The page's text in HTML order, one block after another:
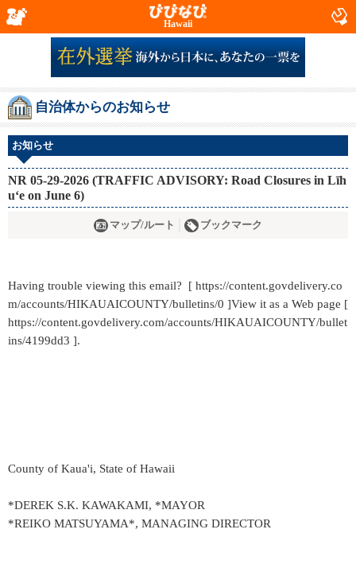
Hawaii
自治体からのお知らせ
お知らせ
NR 05-29-2026 (TRAFFIC ADVISORY: Road Closures in Līh
uʻe on June 6)
マップ/ルート ブックマーク
Having trouble viewing this email? [ https://content.govdelivery.co
m/accounts/HIKAUAICOUNTY/bulletins/0 ]View it as a Web page [
https://content.govdelivery.com/accounts/HIKAUAICOUNTY/bullet
ins/4199dd3 ].
County of Kaua'i, State of Hawaii
*DEREK S.K. KAWAKAMI, *MAYOR
*REIKO MATSUYAMA*, MANAGING DIRECTOR